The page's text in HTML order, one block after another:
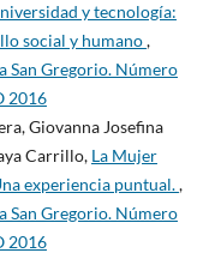
y tecnología:
social y humano,
San Gregorio. Número
2016
Giovanna Josefina
Carrillo, La Mujer
experiencia puntual.,
San Gregorio. Número
2016